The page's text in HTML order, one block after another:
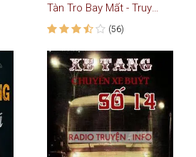
Tàn Tro Bay Mất - Truyện Ma
(56)